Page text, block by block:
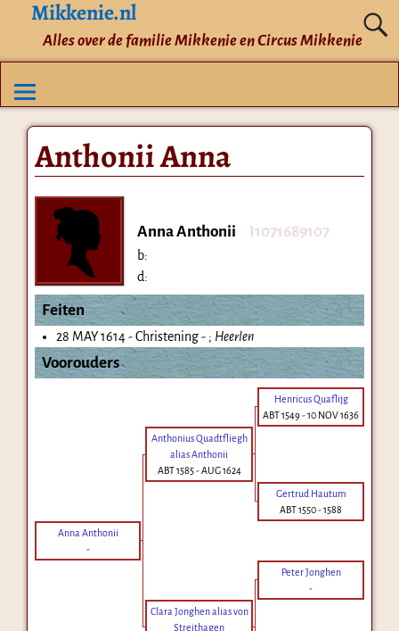
Mikkenie.nl
Alles over de familie Mikkenie en Circus Mikkenie
Anthonii Anna
Anna Anthonii I1071689107
b:
d:
Feiten
28 MAY 1614 - Christening - ; Heerlen
Voorouders
Henricus Quaflijg
ABT 1549 -10 NOV 1636
Anthonius Quadtfliegh
alias Anthonii
ABT 1585-AUG 1624
Gertrud Hautum
ABT 1550-1588
Anna Anthonii
-
Peter Jonghen
-
Clara Jonghen alias von
Streithagen